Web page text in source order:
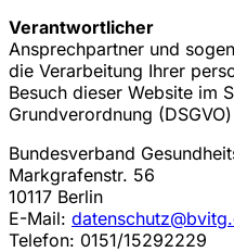
Verantwortlicher
Ansprechpartner und
die Verarbeitung Ihrer
Besuch dieser Website im
Grundverordnung
Bundesverband
Markgrafenstr. 56
10117 Berlin
E-Mail:
Telefon: 0151/15292229